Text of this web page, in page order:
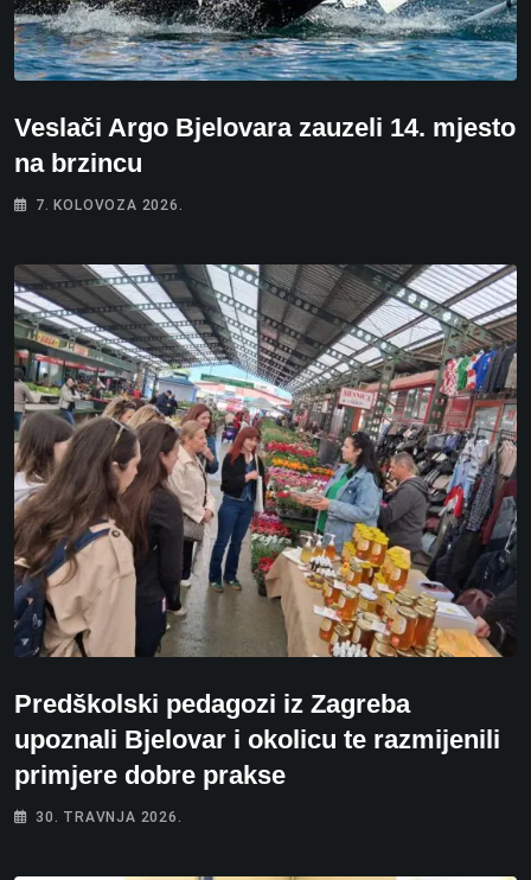
Veslači Argo Bjelovara zauzeli 14. mjesto
na brzincu
7. KOLOVOZA 2026.
Predškolski pedagozi iz Zagreba
upoznali Bjelovar i okolicu te razmijenili
primjere dobre prakse
30. TRAVNJA 2026.